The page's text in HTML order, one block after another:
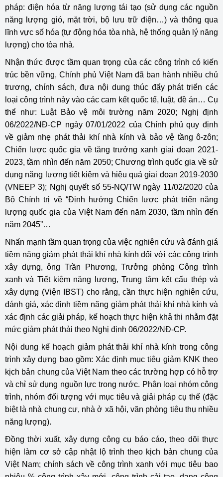
pháp: điện hóa từ năng lượng tái tạo (sử dụng các nguồn
năng lượng gió, mặt trời, bộ lưu trữ điện…) và thông qua
lĩnh vực số hóa (tự động hóa tòa nhà, hệ thống quản lý năng
lượng) cho tòa nhà.
Nhận thức được tầm quan trọng của các công trình có kiến
trúc bền vững, Chính phủ Việt Nam đã ban hành nhiều chủ
trương, chính sách, đưa nội dung thúc đẩy phát triển các
loại công trình này vào các cam kết quốc tế, luật, đề án… Cụ
thể như: Luật Bảo vệ môi trường năm 2020; Nghị định
06/2022/NĐ-CP ngày 07/01/2022 của Chính phủ quy định
về giảm nhẹ phát thải khí nhà kính và bảo vệ tầng ô-zôn;
Chiến lược quốc gia về tăng trưởng xanh giai đoạn 2021-
2023, tầm nhìn đến năm 2050; Chương trình quốc gia về sử
dụng năng lượng tiết kiệm và hiệu quả giai đoạn 2019-2030
(VNEEP 3); Nghị quyết số 55-NQ/TW ngày 11/02/2020 của
Bộ Chính trị về “Định hướng Chiến lược phát triển năng
lượng quốc gia của Việt Nam đến năm 2030, tầm nhìn đến
năm 2045”…
Nhấn mạnh tầm quan trọng của việc nghiên cứu và đánh giá
tiềm năng giảm phát thải khí nhà kính đối với các công trình
xây dựng, ông Trần Phương, Trưởng phòng Công trình
xanh và Tiết kiệm năng lượng, Trung tâm kết cấu thép và
xây dựng (Viện IBST) cho rằng, cần thực hiện nghiên cứu,
đánh giá, xác định tiềm năng giảm phát thải khí nhà kính và
xác định các giải pháp, kế hoạch thực hiện khả thi nhằm đặt
mức giảm phát thải theo Nghị định 06/2022/NĐ-CP.
Nội dung kế hoạch giảm phát thải khí nhà kính trong công
trình xây dựng bao gồm: Xác định mục tiêu giảm KNK theo
kịch bản chung của Việt Nam theo các trường hợp có hỗ trợ
và chỉ sử dụng nguồn lực trong nước. Phân loại nhóm công
trình, nhóm đối tượng với mục tiêu và giải pháp cụ thế (đặc
biệt là nhà chung cư, nhà ở xã hội, văn phòng tiêu thụ nhiều
năng lượng).
Đồng thời xuất, xây dựng công cụ báo cáo, theo dõi thực
hiện làm cơ sở cập nhật lộ trình theo kịch bản chung của
Việt Nam; chính sách về công trình xanh với mục tiêu bao